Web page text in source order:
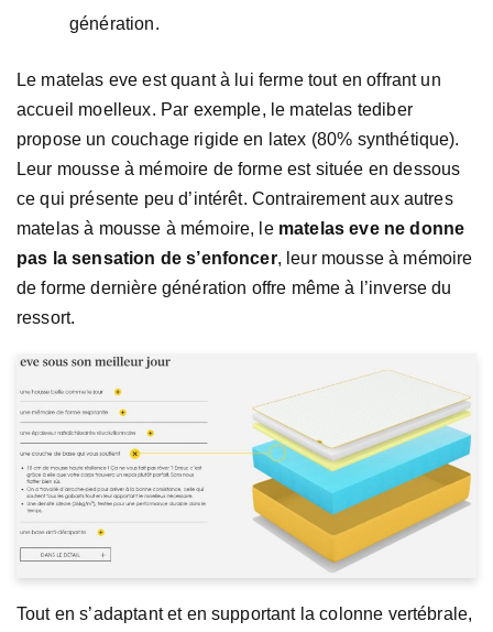
génération.
Le matelas eve est quant à lui ferme tout en offrant un
accueil moelleux. Par exemple, le matelas tediber
propose un couchage rigide en latex (80% synthétique).
Leur mousse à mémoire de forme est située en dessous
ce qui présente peu d’intérêt. Contrairement aux autres
matelas à mousse à mémoire, le matelas eve ne donne
pas la sensation de s’enfoncer, leur mousse à mémoire
de forme dernière génération offre même à l’inverse du
ressort.
Tout en s’adaptant et en supportant la colonne vertébrale,